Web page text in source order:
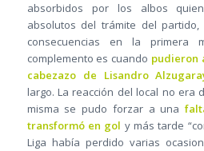
absorbidos por los albos
absolutos del trámite del
consecuencias en la
complemento es cuando pudieron
cabezazo de Lisandro
largo. La reacción del local no era
misma se pudo forzar a una
transformó en gol y más tarde
Liga había perdido varias